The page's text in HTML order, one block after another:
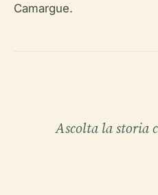
Camargue.
Ascolta la storia